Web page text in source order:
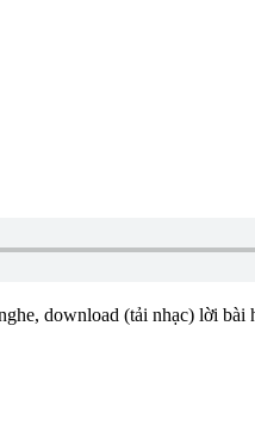
download (tải nhạc) lời bài